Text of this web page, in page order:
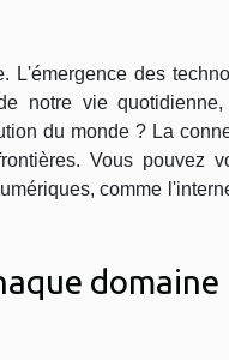
L'émergence des
notre vie
du monde ? La
Vous pouvez
comme
domaine